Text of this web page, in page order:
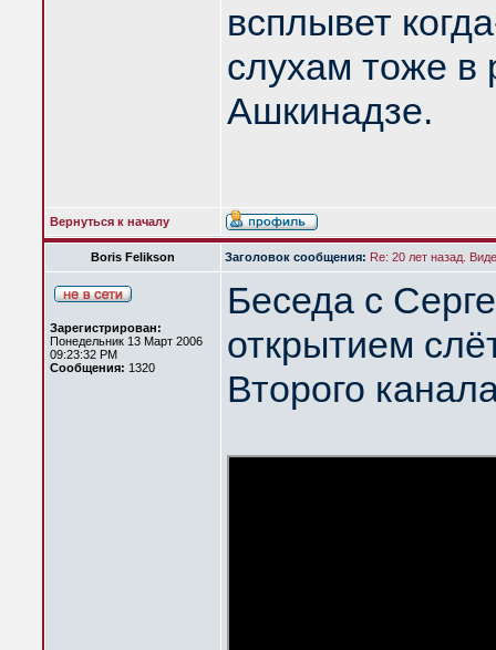
всплывет
слухам тоже в
Ашкинадзе.
Вернуться к началу
Boris Felikson Заголовок сообщения: Re: 20 лет назад.
Зарегистрирован:
Понедельник 13 Март 2006
09:23:32 PM
Сообщения: 1320
Беседа с
открытием
Второго